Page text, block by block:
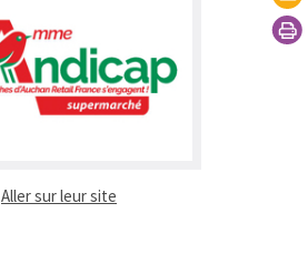
Aller sur leur site